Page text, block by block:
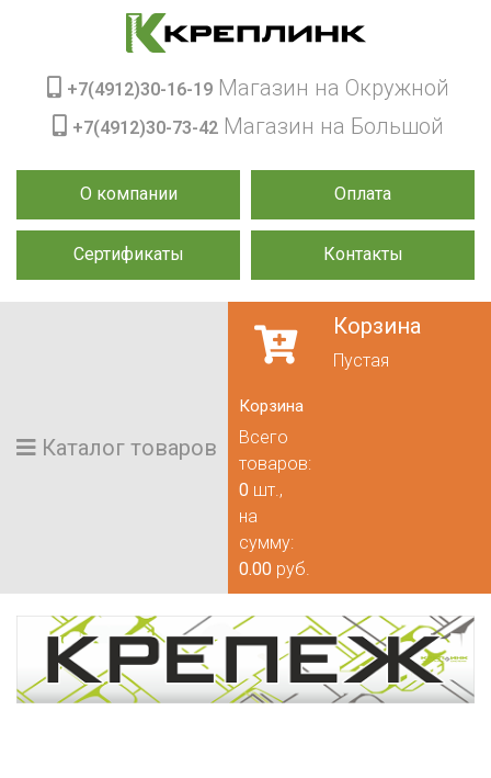
О компании Оплата
Сертификаты Контакты
+7(4912)30-16-19 Магазин на Окружной
+7(4912)30-73-42 Магазин на Большой
Каталог товаров
Корзина
Пустая
Корзина
Всего
товаров:
0 шт.,
на
сумму:
0.00 руб.